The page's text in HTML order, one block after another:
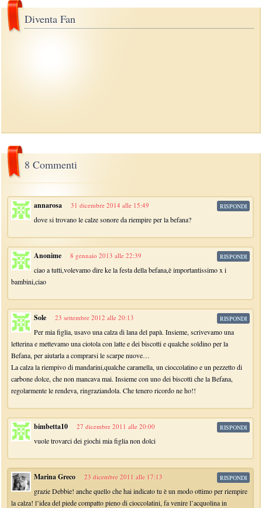
Diventa Fan
8 Commenti
annarosa 31 dicembre 2014 alle 15:49
dove si trovano le calze sonore da riempire per la befana?
RISPONDI
Anonime 8 gennaio 2013 alle 22:39
ciao a tutti,volevamo dire ke la festa della befana,è importantissimo x i
bambini,ciao
RISPONDI
Sole 23 settembre 2012 alle 20:13
Per mia figlia, usavo una calza di lana del papà. Insieme, scrivevamo una
letterina e mettevamo una ciotola con latte e dei biscotti e qualche soldino per la
Befana, per aiutarla a comprarsi le scarpe nuove…
La calza la riempivo di mandarini,qualche caramella, un cioccolatino e un pezzetto di
carbone dolce, che non mancava mai. Insieme con uno dei biscotti che la Befana,
regolarmente le rendeva, ringraziandola. Che tenero ricordo ne ho!!
RISPONDI
bimbetta10 27 dicembre 2011 alle 20:00
vuole trovarci dei giochi mia figlia non dolci
RISPONDI
Marina Greco 23 dicembre 2011 alle 17:13
grazie Debbie! anche quello che hai indicato tu è un modo ottimo per riempire
la calza! l’idea del piede compatto pieno di cioccolatini, fa venire l’acquolina in
RISPONDI